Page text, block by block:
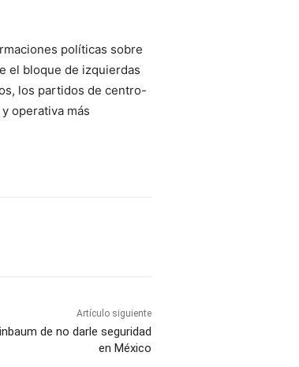
políticas sobre
el bloque de izquierdas
los partidos de centro-
operativa más
Artículo siguiente
de no darle seguridad
en México